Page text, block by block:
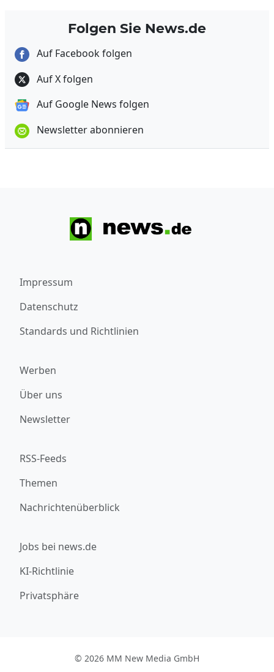
Folgen Sie News.de
Auf Facebook folgen
Auf X folgen
Auf Google News folgen
Newsletter abonnieren
Impressum
Datenschutz
Standards und Richtlinien
Werben
Über uns
Newsletter
RSS-Feeds
Themen
Nachrichtenüberblick
Jobs bei news.de
KI-Richtlinie
Privatsphäre
© 2026 MM New Media GmbH